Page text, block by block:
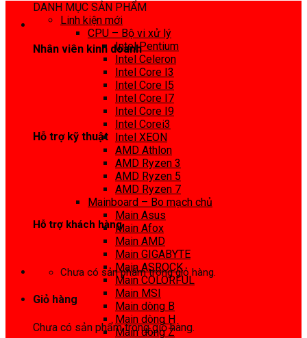
Nhân viên kinh doanh
Hỗ trợ kỹ thuật
Hỗ trợ khách hàng
Chưa có sản phẩm trong giỏ hàng.
Giỏ hàng
Chưa có sản phẩm trong giỏ hàng.
DANH MỤC SẢN PHẨM
Linh kiện mới
CPU – Bộ vi xử lý
Intel Pentium
Intel Celeron
Intel Core I3
Intel Core I5
Intel Core I7
Intel Core I9
Intel Corei3
Intel XEON
AMD Athlon
AMD Ryzen 3
AMD Ryzen 5
AMD Ryzen 7
Mainboard – Bo mạch chủ
Main Asus
Main Afox
Main AMD
Main GIGABYTE
Main ASROCK
Main COLORFUL
Main MSI
Main dòng B
Main dòng H
Main dòng Z